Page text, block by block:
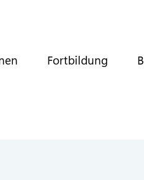
Fortbildung